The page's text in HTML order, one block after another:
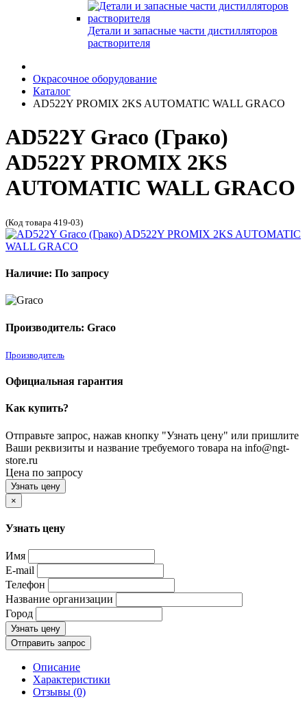
Детали и запасные части дистилляторов
растворителя
Окрасочное оборудование
Каталог
AD522Y PROMIX 2KS AUTOMATIC WALL GRACO
AD522Y Graco (Грако)
AD522Y PROMIX 2KS
AUTOMATIC WALL GRACO
(Код товара 419-03)
Наличие: По запросу
Производитель: Graco
Производитель
Официальная гарантия
Как купить?
Отправьте запрос, нажав кнопку "Узнать цену" или пришлите
Ваши реквизиты и название требуемого товара на info@ngt-
store.ru
Цена по запросу
Узнать цену
×
Узнать цену
Имя
E-mail
Телефон
Название организации
Город
Узнать цену
Отправить запрос
Описание
Характеристики
Отзывы (0)